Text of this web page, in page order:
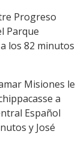
Progreso
Parque
los 82 minutos
Misiones le
a
Español
y José